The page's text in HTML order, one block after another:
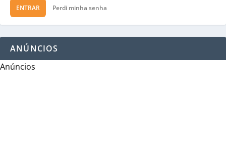
ENTRAR Perdi minha senha
ANÚNCIOS
Anúncios